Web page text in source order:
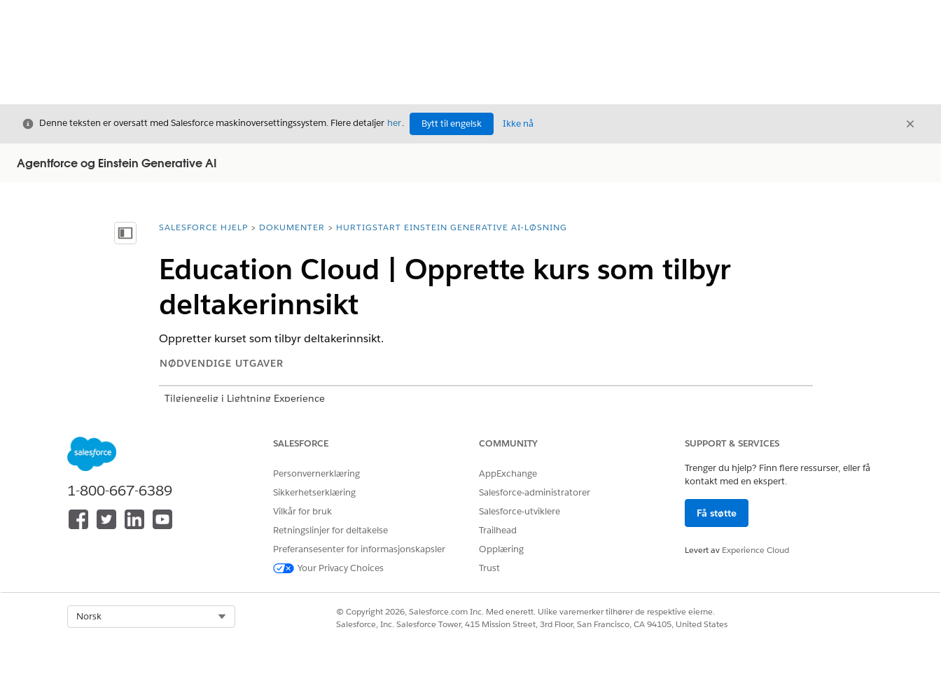
Avslutt
Denne teksten er oversatt med Salesforce maskinoversettingssystem. Flere detaljer her. Bytt til engelsk Ikke nå Avslutt
Agentforce og Einstein Generative AI
Vis innholdsfortegnelse
Du er her:
SALESFORCE HJELP DOKUMENTER HURTIGSTART EINSTEIN GENERATIVE AI-LØSNING
Education Cloud | Opprette kurs som tilbyr
deltakerinnsikt
Oppretter kurset som tilbyr deltakerinnsikt.
NØDVENDIGE UTGAVER
Tilgjengelig i Lightning Experience
NØDVENDIG BRUKERTILLATELSE
For å bruke Agentforce:
Agentforce for Education Cloud
Se
Generell brukertilgang for standard agenthandlinger
API-navn
OppretteCourseOfferingParticipantInsights
Referansehandlingstype
Ledetekstmal
1-800-667-6389
SALESFORCE
Personvernerklæring
Sikkerhetserklæring
Vilkår for bruk
Retningslinjer for deltakelse
Preferansesenter for informasjonskapsler
Your Privacy Choices
COMMUNITY
AppExchange
Salesforce-administratorer
Salesforce-utviklere
Trailhead
Opplæring
Trust
SUPPORT & SERVICES
Trenger du hjelp? Finn flere ressurser, eller få
kontakt med en ekspert.
Få støtte
Levert av Experience Cloud
Norsk
© Copyright 2026, Salesforce.com Inc. Med enerett. Ulike varemerker tilhører de respektive eierne.
Salesforce, Inc. Salesforce Tower, 415 Mission Street, 3rd Floor, San Francisco, CA 94105, United States